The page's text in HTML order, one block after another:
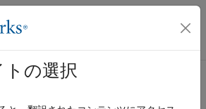
ス ナビゲーション メ
ーム
ドウェア インターフ
の選択